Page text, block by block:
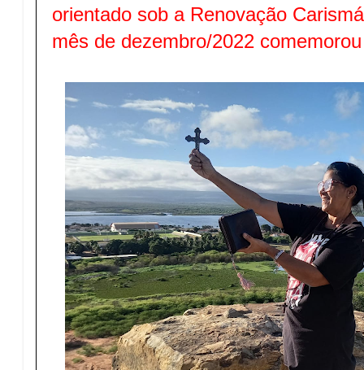
orientado sob a Renovação
mês de dezembro/2022